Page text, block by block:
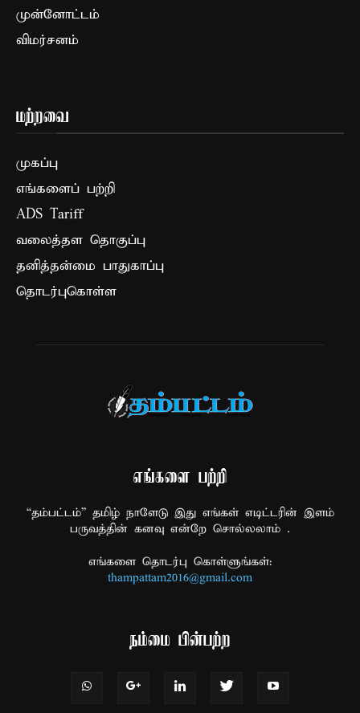
முன்னோட்டம்
விமர்சனம்
மற்றவை
முகப்பு
எங்களைப் பற்றி
ADS Tariff
வலைத்தள தொகுப்பு
தனித்தன்மை பாதுகாப்பு
தொடர்புகொள்ள
எங்களை பற்றி
“தம்பட்டம்” தமிழ் நாளேடு இது எங்கள் எடிட்டரின் இளம்
பருவத்தின் கனவு என்றே சொல்லலாம் .
எங்களை தொடர்பு கொள்ளுங்கள்:
thampattam2016@gmail.com
நம்மை பின்பற்ற